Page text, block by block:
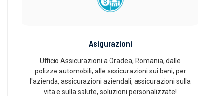
Asigurazioni
Ufficio Assicurazioni a Oradea, Romania, dalle
polizze automobili, alle assicurazioni sui beni, per
l'azienda, assicurazioni aziendali, assicurazioni sulla
vita e sulla salute, soluzioni personalizzate!